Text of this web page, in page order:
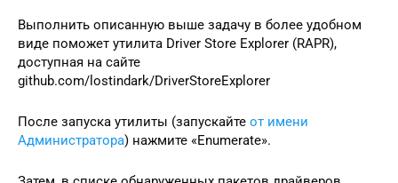
Выполнить описанную выше задачу в более удобном
виде поможет утилита Driver Store Explorer (RAPR),
доступная на сайте
github.com/lostindark/DriverStoreExplorer
После запуска утилиты (запускайте от имени
Администратора) нажмите «Enumerate».